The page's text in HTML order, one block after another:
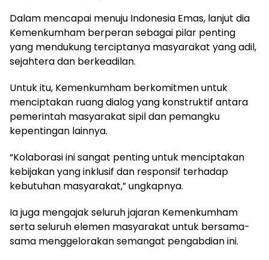
Dalam mencapai menuju Indonesia Emas, lanjut dia
Kemenkumham berperan sebagai pilar penting
yang mendukung terciptanya masyarakat yang adil,
sejahtera dan berkeadilan.
Untuk itu, Kemenkumham berkomitmen untuk
menciptakan ruang dialog yang konstruktif antara
pemerintah masyarakat sipil dan pemangku
kepentingan lainnya.
“Kolaborasi ini sangat penting untuk menciptakan
kebijakan yang inklusif dan responsif terhadap
kebutuhan masyarakat,” ungkapnya.
Ia juga mengajak seluruh jajaran Kemenkumham
serta seluruh elemen masyarakat untuk bersama-
sama menggelorakan semangat pengabdian ini.